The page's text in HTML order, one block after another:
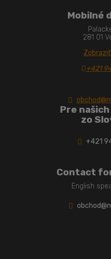
Mobilné
281 01
+421
Pre
zo
+421
Contact
English